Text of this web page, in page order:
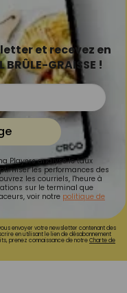
et recevez en
GRAISSE !
Players analyse le taux
les performances des
les courriels, l'heure à
sur le terminal que
voir notre politique de
envoyer votre newsletter contenant des
en utilisant le lien de désabonnement
prenez connaissance de notreCharte de